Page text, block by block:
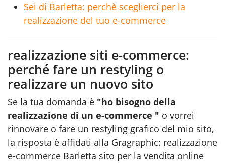
Sei di Barletta: perchè sceglierci per la
realizzazione del tuo e-commerce
realizzazione siti e-commerce:
perché fare un restyling o
realizzare un nuovo sito
Se la tua domanda è "ho bisogno della
realizzazione di un e-commerce " o vorrei
rinnovare o fare un restyling grafico del mio sito,
la risposta è affidati alla Gragraphic: realizzazione
e-commerce Barletta sito per la vendita online